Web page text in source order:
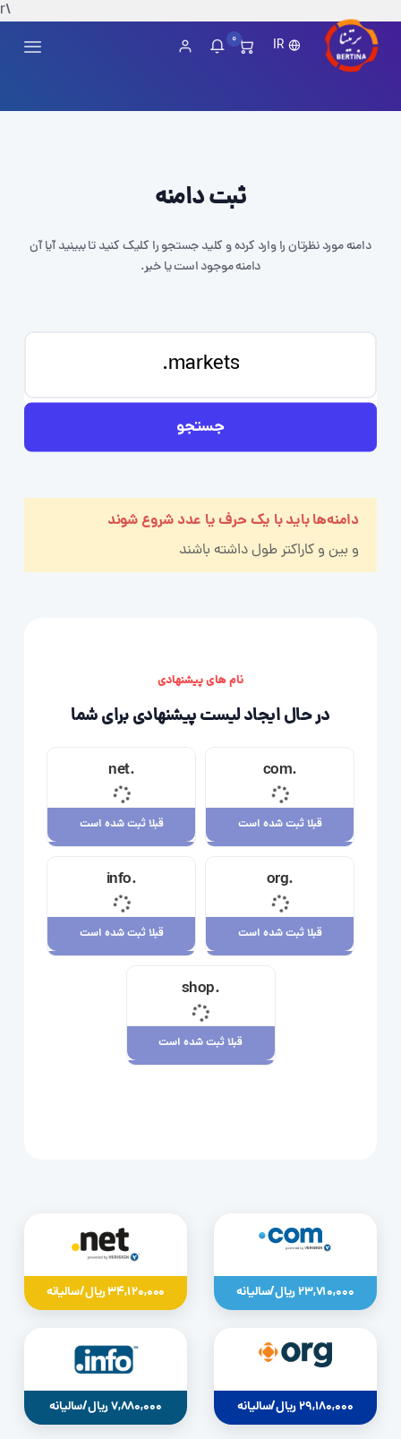
\r
IR
0
ثبت دامنه
دامنه مورد نظرتان را وارد کرده و کلید جستجو را کلیک کنید تا ببینید آیا آن
دامنه موجود است یا خیر.
جستجو
دامنه‌ها باید با یک حرف یا عدد شروع شوند
و بین و کاراکتر طول داشته باشند
نام های پیشنهادی
در حال ایجاد لیست پیشنهادی برای شما
.com
قبلا ثبت شده است
23,710,000 ریال
.net
قبلا ثبت شده است
34,120,000 ریال
.org
قبلا ثبت شده است
.info
قبلا ثبت شده است
.shop
قبلا ثبت شده است
23,710,000 ریال/سالیانه 34,120,000 ریال/سالیانه
29,180,000 ریال/سالیانه 7,880,000 ریال/سالیانه